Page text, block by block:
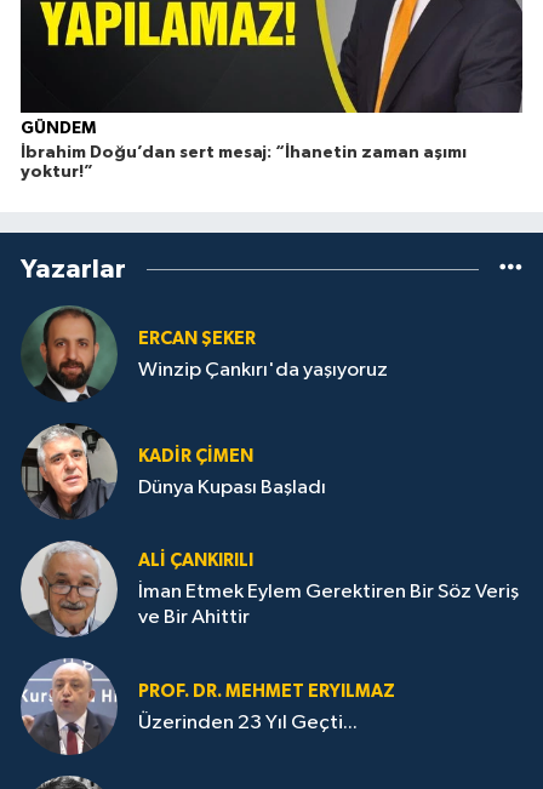
GÜNDEM
İbrahim Doğu’dan sert mesaj: “İhanetin zaman aşımı
yoktur!”
Yazarlar
ERCAN ŞEKER
Winzip Çankırı'da yaşıyoruz
KADIR ÇIMEN
Dünya Kupası Başladı
ALI ÇANKIRILI
İman Etmek Eylem Gerektiren Bir Söz Veriş
ve Bir Ahittir
PROF. DR. MEHMET ERYILMAZ
Üzerinden 23 Yıl Geçti...